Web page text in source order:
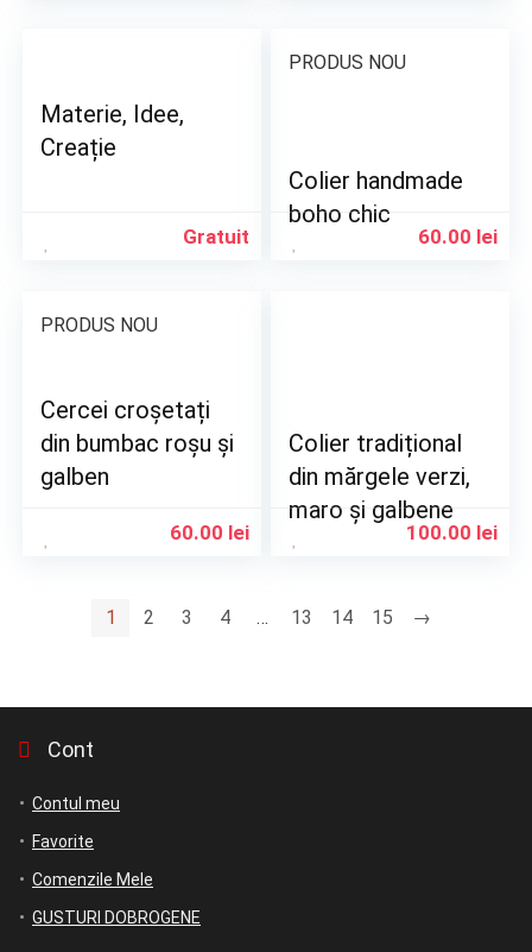
Materie, Idee,
Creație
Gratuit
PRODUS NOU
Colier handmade
boho chic
60.00 lei
PRODUS NOU
Cercei croșetați
din bumbac roșu și
galben
60.00 lei
Colier tradițional
din mărgele verzi,
maro și galbene
100.00 lei
1 2 3 4 … 13 14 15 →
Cont
Contul meu
Favorite
Comenzile Mele
GUSTURI DOBROGENE